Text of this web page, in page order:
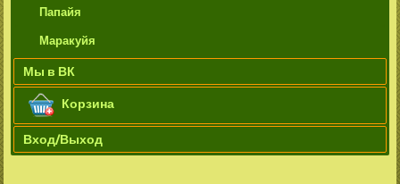
Папайя
Маракуйя
Мы в ВК
Корзина
Вход/Выход